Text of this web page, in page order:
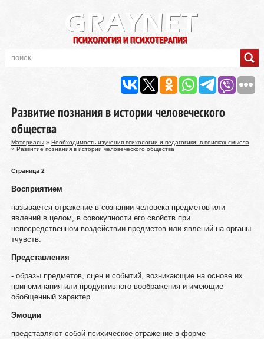
Развитие познания в истории человеческого
общества
Материалы» Необходимость изучения психологии и педагогики: в поисках смысла
» Развитие познания в истории человеческого общества
Страница 2
Восприятием
называется отражение в сознании человека предметов или
явлений в целом, в совокупности его свойств при
непосредственном воздействии предметов или явлений на органы
тчувств.
Представления
- образы предметов, сцен и событий, возникающие на основе их
припоминания или продуктивного воображения и имеющие
обобщенный характер.
Эмоции
представляют собой психическое отражение в форме